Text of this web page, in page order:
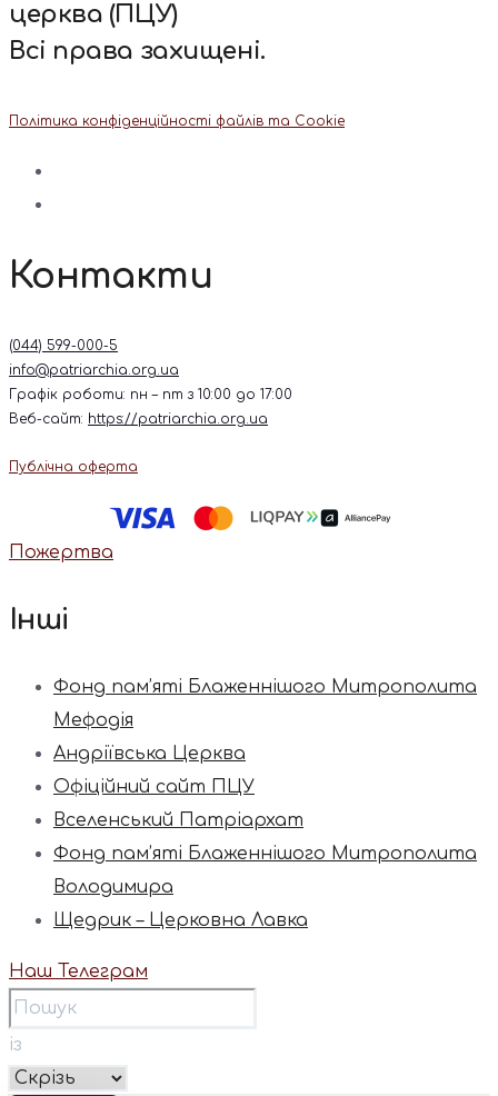
церква (ПЦУ)
Всі права захищені.
Політика конфіденційності файлів та Cookie
Контакти
(044) 599-000-5
info@patriarchia.org.ua
Графік роботи: пн – пт з 10:00 до 17:00
Веб-сайт: https://patriarchia.org.ua
Публічна оферта
Пожертва
Інші
Фонд пам’яті Блаженнішого Митрополита
Мефодія
Андріївська Церква
Офіційний сайт ПЦУ
Вселенський Патріархат
Фонд пам’яті Блаженнішого Митрополита
Володимира
Щедрик – Церковна Лавка
Наш Телеграм
із